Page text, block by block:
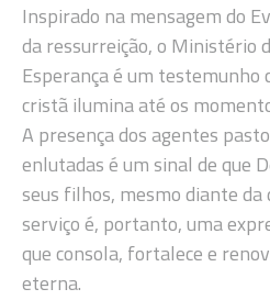
Inspirado na mensagem do
da ressurreição, o Ministério
Esperança é um testemunho
cristã ilumina até os
A presença dos agentes
enlutadas é um sinal de que
seus filhos, mesmo diante da
serviço é, portanto, uma
que consola, fortalece e
eterna.